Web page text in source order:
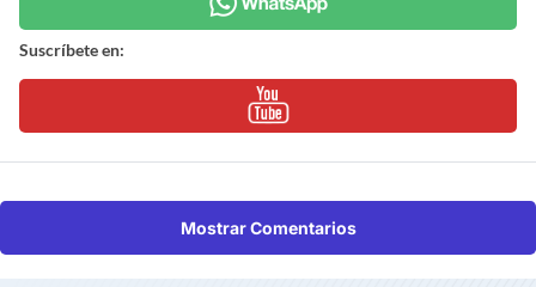
Suscríbete en:
Mostrar Comentarios